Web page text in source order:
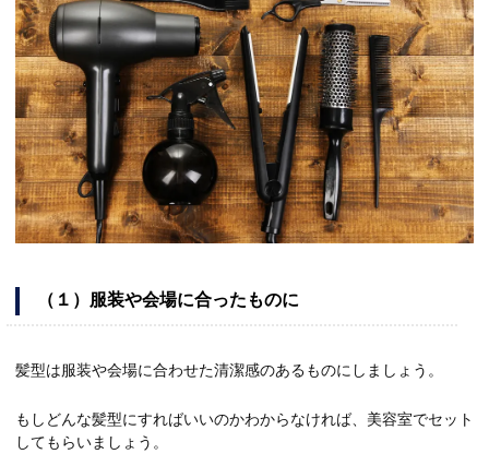
（１）服装や会場に合ったものに
髪型は服装や会場に合わせた清潔感のあるものにしましょう。
もしどんな髪型にすればいいのかわからなければ、美容室でセット
してもらいましょう。